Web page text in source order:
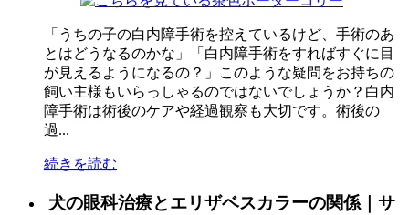
「うちの子の白内障手術を控えているけど、手術のあ
とはどうなるのかな」「白内障手術をすればすぐに目
が見えるようになるの？」このような疑問をお持ちの
飼い主様もいらっしゃるのではないでしょうか？白内
障手術は術後のケアや経過観察も大切です。術後の
過...
続きを読む
犬の眼科治療とエリザベスカラーの関係｜サ